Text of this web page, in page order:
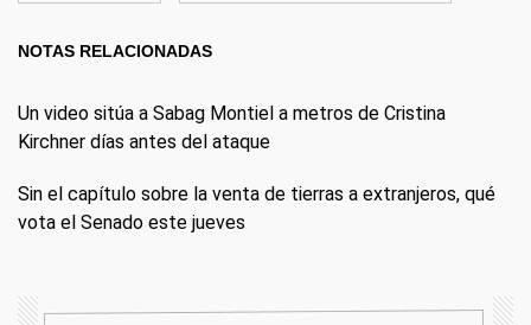
NOTAS RELACIONADAS
Un video sitúa a Sabag Montiel a metros de Cristina
Kirchner días antes del ataque
Sin el capítulo sobre la venta de tierras a extranjeros, qué
vota el Senado este jueves